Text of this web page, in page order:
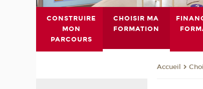
CONSTRUIRE
MON
PARCOURS
CHOISIR MA
FORMATION
Accueil